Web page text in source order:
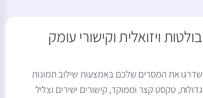
בולטות ויזואלית וקישורי עומק
שדרגו את המסרים שלכם באמצעות שילוב תמונות
גדולות, טקסט קצר וממוקד, קישורים ישירים וצליל